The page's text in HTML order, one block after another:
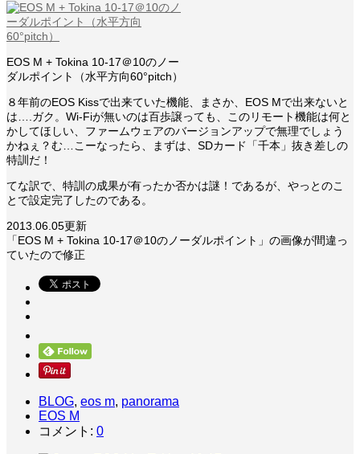
EOS M + Tokina 10-17＠10のノー
ダルポイント（水平方向60°pitch）
８年前のEOS Kissで出来ていた機能、まさか、EOS Mで出来ないと
は….ガク。Wi-Fiが無いのは百歩譲っても、このリモート機能は何と
かしてほしい、ファームウェアのバージョンアップで無理でしょう
かねぇ？む…こーなったら、まずは、SDカード「千本」抜き差しの
特訓だ！
てな訳で、特訓の成果が有ったか否かは謎！であるが、やっとのこ
とで設定完了したのである。
2013.06.05更新
「EOS M + Tokina 10-17＠10のノーダルポイント」の画像が間違っ
ていたので修正
BLOG, eos m, panorama
EOS M
コメント: 0